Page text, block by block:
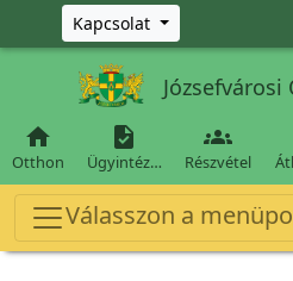
Ugrás a fő tartalomra
Kapcsolat

Otthon

Ügyintéz…

Részvétel
Válasszon a